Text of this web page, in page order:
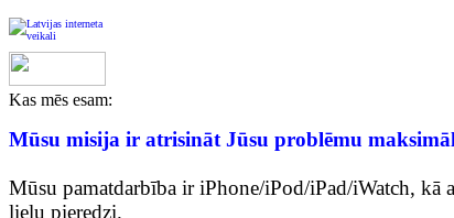
Kas mēs esam:
Mūsu misija ir atrisināt Jūsu problēmu
Mūsu pamatdarbība ir iPhone/iPod/iPad/iWatch, kā
lielu pieredzi.